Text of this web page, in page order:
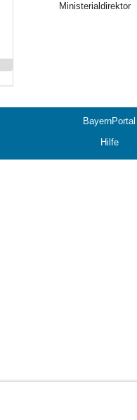
Ministerialdirektor
BayernPortal
Hilfe